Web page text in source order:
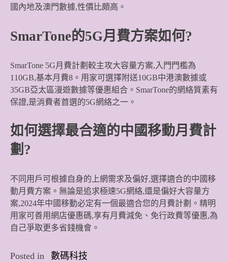
國內地及澳門數據,性價比頗高。
SmarTone的5G月費方案如何?
SmarTone 5G月費計劃較主攻大容量方案,入門門檻為
110GB,基本月費8。用家可選擇附送10GB中港澳數據或
35GB亞太區漫遊數據等優惠組合。SmarTone的網絡質素有
保證,是消費者首選的5G網絡之一。
如何選擇最合適的中國移動月費計
劃?
不同用戶可根據自身的上網需求及偏好,選擇適合的中國移
動月費方案。無論是追求極速5G網絡,還是偏好大容量方
案,2024年中國移動必定有一個最適合您的月費計劃。精明
用家可善用網店優惠碼,享有月費減免、免行政費等優惠,為
自己爭取更多省錢機會。
Posted in
數碼科技